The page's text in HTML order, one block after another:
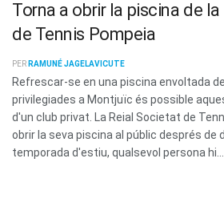
Torna a obrir la piscina de
de Tennis Pompeia
PER RAMUNÉ JAGELAVICUTE
Refrescar-se en una piscina envoltada
privilegiades a Montjuïc és possible
d'un club privat. La Reial Societat de
obrir la seva piscina al públic després de
temporada d'estiu, qualsevol persona hi...